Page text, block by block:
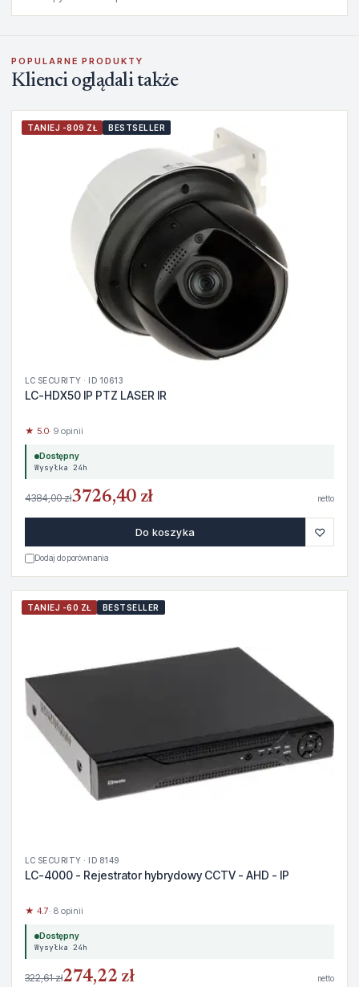
POPULARNE PRODUKTY
Klienci oglądali także
TANIEJ -809 ZŁ BESTSELLER
LC SECURITY · ID 10613
LC-HDX50 IP PTZ LASER IR
★ 5.0· 9 opinii
Dostępny
Wysyłka 24h
4384,00 zł3726,40 zł netto
Do koszyka ♡
Dodaj do porównania
TANIEJ -60 ZŁ BESTSELLER
LC SECURITY · ID 8149
LC-4000 - Rejestrator hybrydowy CCTV - AHD - IP
★ 4.7· 8 opinii
Dostępny
Wysyłka 24h
322,61 zł274,22 zł netto